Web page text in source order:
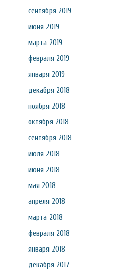
сентября 2019
июня 2019
марта 2019
февраля 2019
января 2019
декабря 2018
ноября 2018
октября 2018
сентября 2018
июля 2018
июня 2018
мая 2018
апреля 2018
марта 2018
февраля 2018
января 2018
декабря 2017